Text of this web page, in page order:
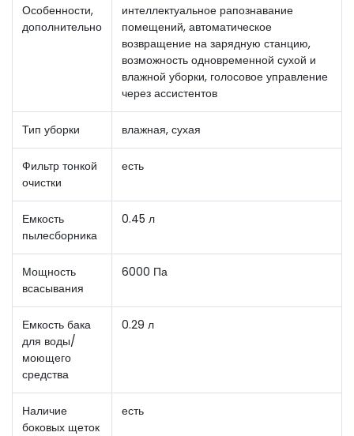
Особенности,
дополнительно
интеллектуальное рапознавание
помещений, автоматическое
возвращение на зарядную станцию,
возможность одновременной сухой и
влажной уборки, голосовое управление
через ассистентов
Тип уборки влажная, сухая
Фильтр тонкой
очистки
есть
Емкость
пылесборника
0.45 л
Мощность
всасывания
6000 Па
Емкость бака
для воды/
моющего
средства
0.29 л
Наличие
боковых щеток
есть